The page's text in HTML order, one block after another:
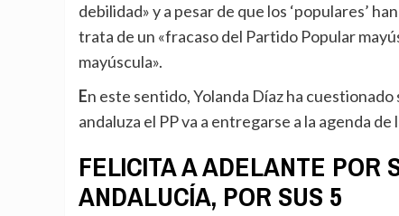
debilidad» y a pesar de que los ‘populares’
trata de un «fracaso del Partido Popular
mayúscula».
En este sentido, Yolanda Díaz ha cuestionado si «en una comunidad autónoma tan importante como la
andaluza el PP va a entregarse a la agenda
FELICITA A ADELANTE POR
ANDALUCÍA, POR SUS 5